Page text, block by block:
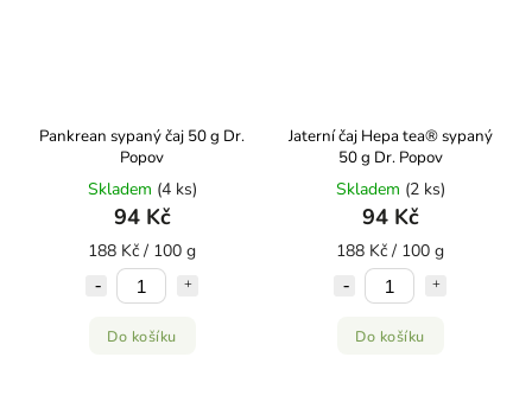
Pankrean sypaný čaj 50 g Dr.
Popov
Skladem (4 ks)
94 Kč
188 Kč / 100 g
Do košíku
Jaterní čaj Hepa tea® sypaný
50 g Dr. Popov
Skladem (2 ks)
94 Kč
188 Kč / 100 g
Do košíku